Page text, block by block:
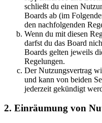
schließt du einen
Boards ab (im
den nachfolgenden
Wenn du mit diesen
darfst du das Board
Boards gelten jeweils
Regelungen.
Der Nutzungsvertrag
und kann von beiden
jederzeit gekündigt
2. Einräumung von